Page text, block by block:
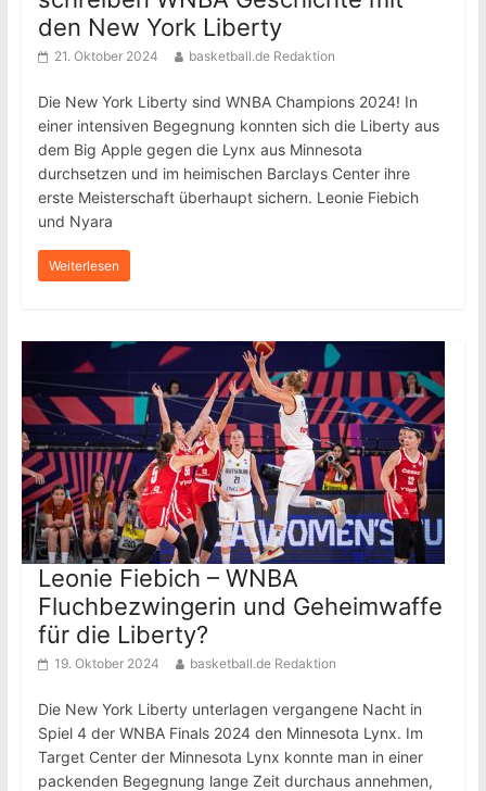
den New York Liberty
21. Oktober 2024 basketball.de Redaktion
Die New York Liberty sind WNBA Champions 2024! In
einer intensiven Begegnung konnten sich die Liberty aus
dem Big Apple gegen die Lynx aus Minnesota
durchsetzen und im heimischen Barclays Center ihre
erste Meisterschaft überhaupt sichern. Leonie Fiebich
und Nyara
Weiterlesen
Leonie Fiebich – WNBA
Fluchbezwingerin und Geheimwaffe
für die Liberty?
19. Oktober 2024 basketball.de Redaktion
Die New York Liberty unterlagen vergangene Nacht in
Spiel 4 der WNBA Finals 2024 den Minnesota Lynx. Im
Target Center der Minnesota Lynx konnte man in einer
packenden Begegnung lange Zeit durchaus annehmen,